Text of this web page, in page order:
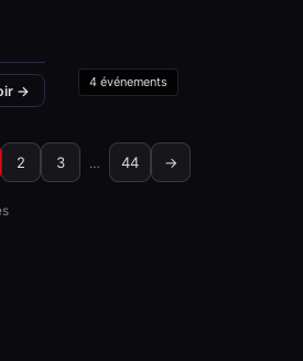
→
4 événements
2 3 … 44 →